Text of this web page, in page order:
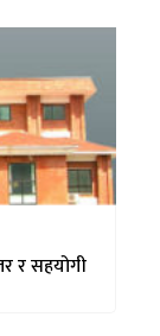
र सहयोगी